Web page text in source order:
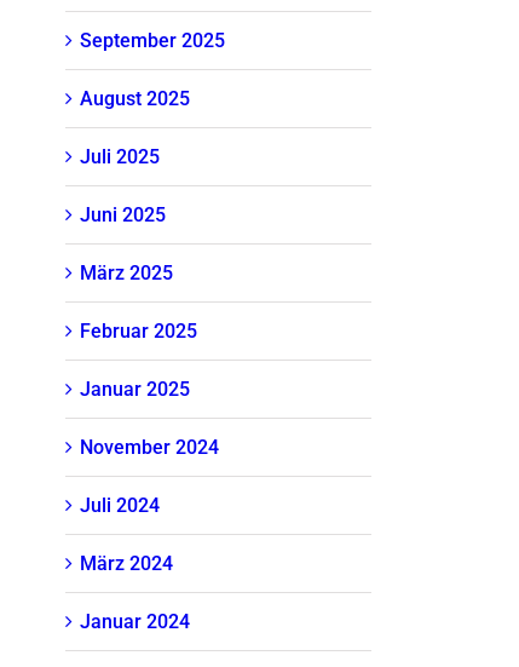
September 2025
August 2025
Juli 2025
Juni 2025
März 2025
Februar 2025
Januar 2025
November 2024
Juli 2024
März 2024
Januar 2024